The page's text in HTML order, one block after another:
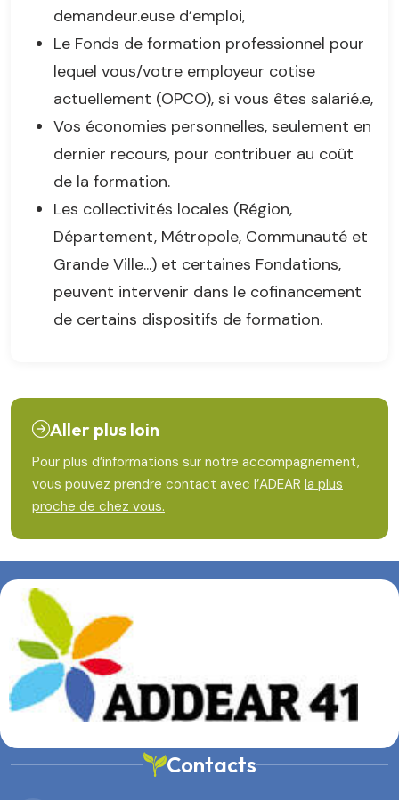
demandeur.euse d’emploi,
Le Fonds de formation professionnel pour
lequel vous/votre employeur cotise
actuellement (OPCO), si vous êtes salarié.e,
Vos économies personnelles, seulement en
dernier recours, pour contribuer au coût
de la formation.
Les collectivités locales (Région,
Département, Métropole, Communauté et
Grande Ville...) et certaines Fondations,
peuvent intervenir dans le cofinancement
de certains dispositifs de formation.
Aller plus loin
Pour plus d’informations sur notre accompagnement,
vous pouvez prendre contact avec l’ADEAR la plus
proche de chez vous.
Contacts